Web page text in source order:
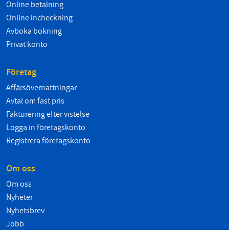
Online betalning
Online incheckning
Avboka bokning
Privat konto
Företag
Affärsövernattningar
Avtal om fast pris
Fakturering efter vistelse
Logga in företagskonto
Registrera företagskonto
Om oss
Om oss
Nyheter
Nyhetsbrev
Jobb